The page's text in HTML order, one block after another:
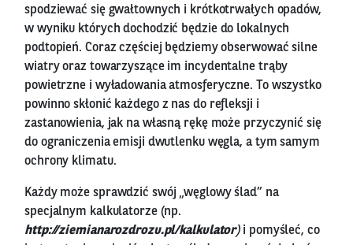
spodziewać się gwałtownych i krótkotrwałych opadów,
w wyniku których dochodzić będzie do lokalnych
podtopień. Coraz częściej będziemy obserwować silne
wiatry oraz towarzyszące im incydentalne trąby
powietrzne i wyładowania atmosferyczne. To wszystko
powinno skłonić każdego z nas do refleksji i
zastanowienia, jak na własną rękę może przyczynić się
do ograniczenia emisji dwutlenku węgla, a tym samym
ochrony klimatu.
Każdy może sprawdzić swój „węglowy ślad” na
specjalnym kalkulatorze (np.
http://ziemianarozdrozu.pl/kalkulator)i pomyśleć, co